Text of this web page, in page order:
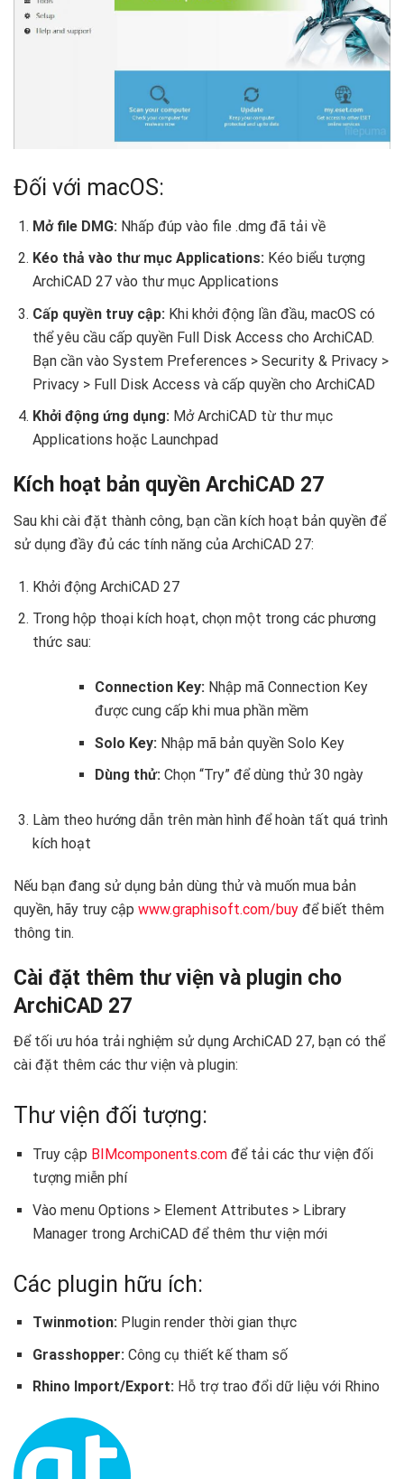
Đối với macOS:
Mở file DMG: Nhấp đúp vào file .dmg đã tải về
Kéo thả vào thư mục Applications:Kéo biểu tượng
ArchiCAD 27 vào thư mục Applications
Cấp quyền truy cập:Khi khởi động lần đầu, macOS có
thể yêu cầu cấp quyền Full Disk Access cho ArchiCAD.
Bạn cần vào System Preferences > Security & Privacy >
Privacy > Full Disk Access và cấp quyền cho ArchiCAD
Khởi động ứng dụng:Mở ArchiCAD từ thư mục
Applications hoặc Launchpad
Kích hoạt bản quyền ArchiCAD 27
Sau khi cài đặt thành công, bạn cần kích hoạt bản quyền để
sử dụng đầy đủ các tính năng của ArchiCAD 27:
Khởi động ArchiCAD 27
Trong hộp thoại kích hoạt, chọn một trong các phương
thức sau:
Connection Key:Nhập mã Connection Key
được cung cấp khi mua phần mềm
Solo Key: Nhập mã bản quyền Solo Key
Dùng thử:Chọn “Try” để dùng thử 30 ngày
Làm theo hướng dẫn trên màn hình để hoàn tất quá trình
kích hoạt
Nếu bạn đang sử dụng bản dùng thử và muốn mua bản
quyền, hãy truy cập www.graphisoft.com/buy để biết thêm
thông tin.
Cài đặt thêm thư viện và plugin cho
ArchiCAD 27
Để tối ưu hóa trải nghiệm sử dụng ArchiCAD 27, bạn có thể
cài đặt thêm các thư viện và plugin:
Thư viện đối tượng:
Truy cập BIMcomponents.comđể tải các thư viện đối
tượng miễn phí
Vào menu Options > Element Attributes > Library
Manager trong ArchiCAD để thêm thư viện mới
Các plugin hữu ích:
Twinmotion:Plugin render thời gian thực
Grasshopper: Công cụ thiết kế tham số
Rhino Import/Export:Hỗ trợ trao đổi dữ liệu với Rhino